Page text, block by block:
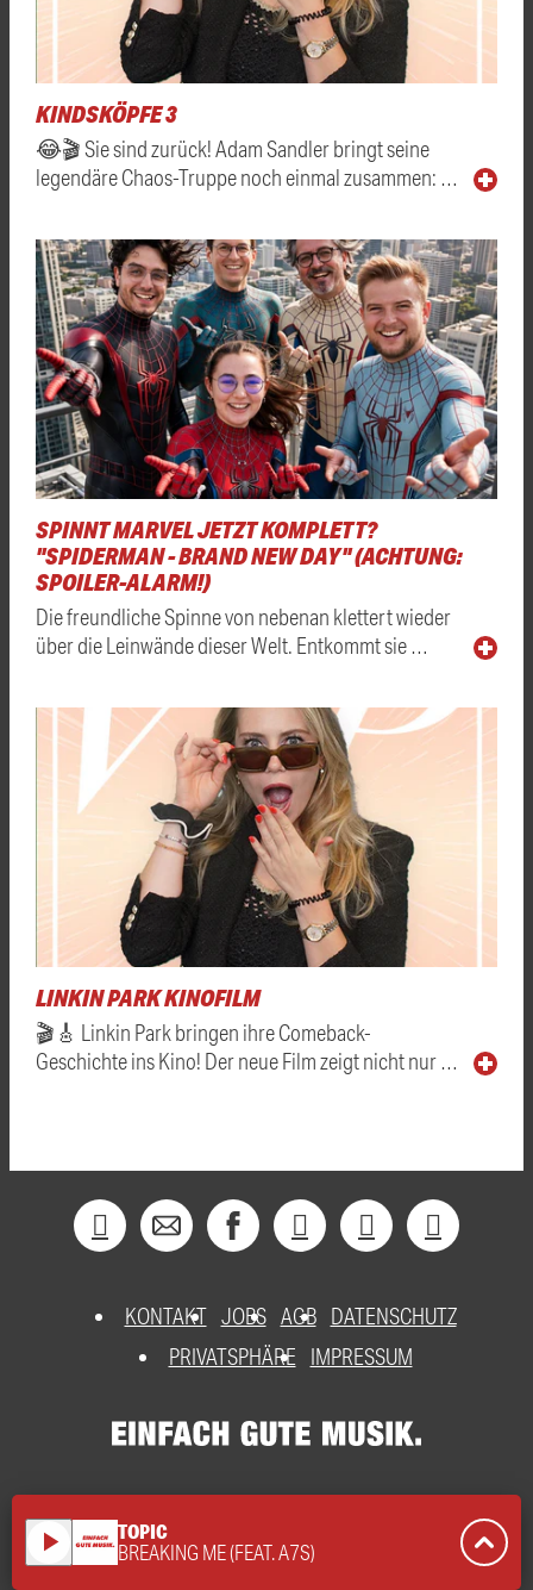
KINDSKÖPFE 3
😂🎬 Sie sind zurück! Adam Sandler bringt seine
legendäre Chaos-Truppe noch einmal zusammen: …
SPINNT MARVEL JETZT KOMPLETT?
"SPIDERMAN - BRAND NEW DAY" (ACHTUNG:
SPOILER-ALARM!)
Die freundliche Spinne von nebenan klettert wieder
über die Leinwände dieser Welt. Entkommt sie …
LINKIN PARK KINOFILM
🎬🎸 Linkin Park bringen ihre Comeback-
Geschichte ins Kino! Der neue Film zeigt nicht nur …
KONTAKT JOBS AGB DATENSCHUTZ
PRIVATSPHÄRE
IMPRESSUM
play_arrow TOPIC
BREAKING ME (FEAT. A7S)